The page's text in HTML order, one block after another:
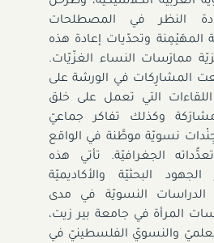
النظر في المصطلحات
المهَيْمِنة وتحدّيات إعادة هذه
ممارَسات النساء الغزّيّات.
المشارِكات في الورشة على
التي تعمل على خلق
وكذلك تفاكر جماعيّ
نسويّة موطَّنة في الواقع
الجغرافيّة. تأتي هذه
البحثيّة والأكاديميّة
الدراسات النسويّة في مدى
المرأة في جامعة بير زيت،
والنسويّ الفلسطينيّ في